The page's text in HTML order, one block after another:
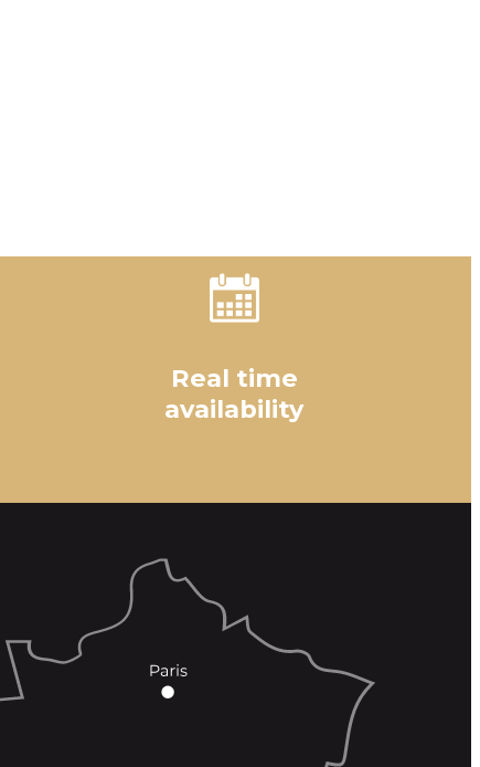
Real time
availability